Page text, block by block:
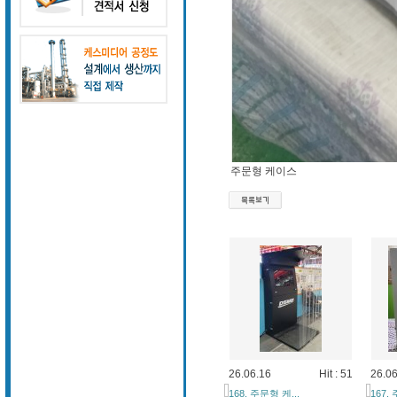
주문형 케이스
26.06.16 Hit : 51
168. 주문형 케... 167.